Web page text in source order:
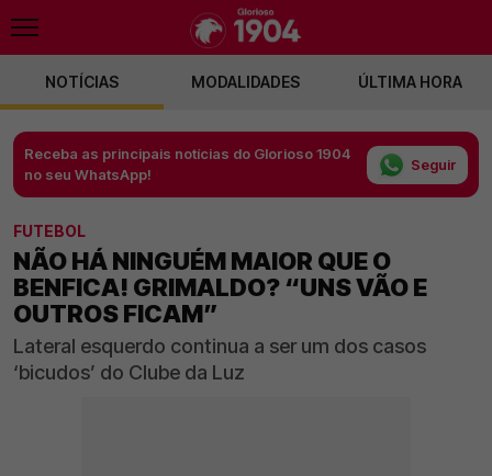
NOTÍCIAS MODALIDADES ÚLTIMA HORA
Receba as principais notícias do Glorioso 1904
no seu WhatsApp!
Seguir
FUTEBOL
NÃO HÁ NINGUÉM MAIOR QUE O
BENFICA! GRIMALDO? “UNS VÃO E
OUTROS FICAM”
Lateral esquerdo continua a ser um dos casos
‘bicudos’ do Clube da Luz